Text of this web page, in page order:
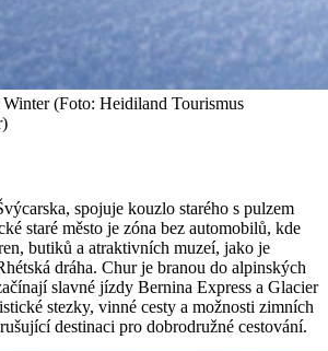
(Foto: Heidiland Tourismus
spojuje kouzlo starého s pulzem
staré město je zóna bez automobilů, kde
butiků a atraktivních muzeí, jako je
dráha. Chur je branou do alpinských
slavné jízdy Bernina Express a Glacier
stezky, vinné cesty a možnosti zimních
destinaci pro dobrodružné cestování.